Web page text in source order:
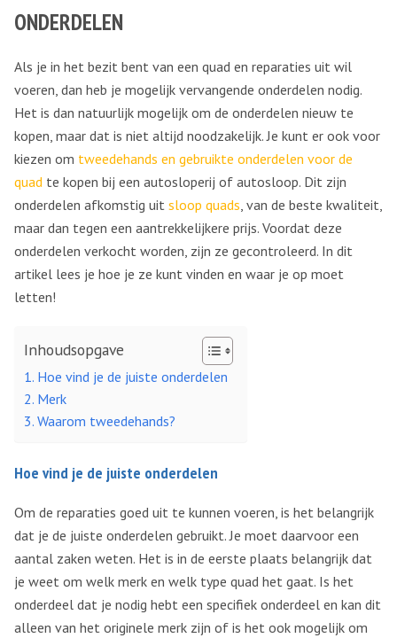
ONDERDELEN
Als je in het bezit bent van een quad en reparaties uit wil
voeren, dan heb je mogelijk vervangende onderdelen nodig.
Het is dan natuurlijk mogelijk om de onderdelen nieuw te
kopen, maar dat is niet altijd noodzakelijk. Je kunt er ook voor
kiezen om tweedehands en gebruikte onderdelen voor de
quad te kopen bij een autosloperij of autosloop. Dit zijn
onderdelen afkomstig uit sloop quads, van de beste kwaliteit,
maar dan tegen een aantrekkelijkere prijs. Voordat deze
onderdelen verkocht worden, zijn ze gecontroleerd. In dit
artikel lees je hoe je ze kunt vinden en waar je op moet
letten!
Inhoudsopgave
Hoe vind je de juiste onderdelen
Merk
Waarom tweedehands?
Hoe vind je de juiste onderdelen
Om de reparaties goed uit te kunnen voeren, is het belangrijk
dat je de juiste onderdelen gebruikt. Je moet daarvoor een
aantal zaken weten. Het is in de eerste plaats belangrijk dat
je weet om welk merk en welk type quad het gaat. Is het
onderdeel dat je nodig hebt een specifiek onderdeel en kan dit
alleen van het originele merk zijn of is het ook mogelijk om